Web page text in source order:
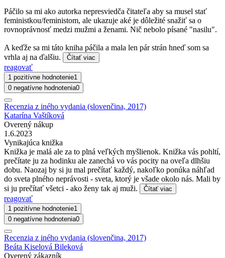
Páčilo sa mi ako autorka nepresviedča čitateľa aby sa musel stať
feministkou/feministom, ale ukazuje aké je dôležité snažiť sa o
rovnoprávnosť medzi mužmi a ženami. Nič nebolo písané "nasilu".
A keďže sa mi táto kniha páčila a mala len pár strán hneď som sa
vrhla aj na ďalšiu.
Čítať viac
reagovať
1 pozitívne hodnotenie1
0 negatívne hodnotenia0
Recenzia z iného vydania (slovenčina, 2017)
Katarína Vaštíková
Overený nákup
1.6.2023
Vynikajúca knižka
Knižka je malá ale za to plná veľkých myšlienok. Knižka vás pohltí,
prečítate ju za hodinku ale zanechá vo vás pocity na oveľa dlhšiu
dobu. Naozaj by si ju mal prečítať každý, nakoľko ponúka náhľad
do sveta plného neprávosti - sveta, ktorý je všade okolo nás. Mali by
si ju prečítať všetci - ako ženy tak aj muži.
Čítať viac
reagovať
1 pozitívne hodnotenie1
0 negatívne hodnotenia0
Recenzia z iného vydania (slovenčina, 2017)
Beáta Kiselová Bileková
Overený zákazník